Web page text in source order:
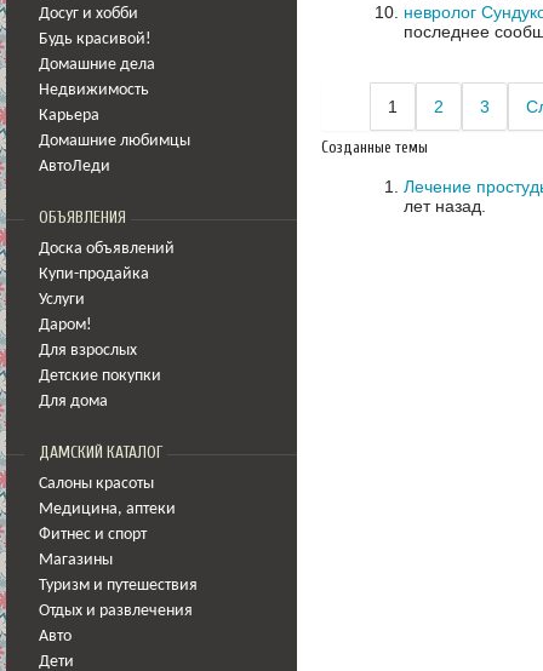
Досуг и хобби
Будь красивой!
Домашние дела
Недвижимость
Карьера
Домашние любимцы
АвтоЛеди
ОБЪЯВЛЕНИЯ
Доска объявлений
Купи-продайка
Услуги
Даром!
Для взрослых
Детские покупки
Для дома
ДАМСКИЙ КАТАЛОГ
Салоны красоты
Медицина, аптеки
Фитнес и спорт
Магазины
Туризм и путешествия
Отдых и развлечения
Авто
Дети
невролог
последнее
1 2 3
Созданные темы
Лечение
лет назад.